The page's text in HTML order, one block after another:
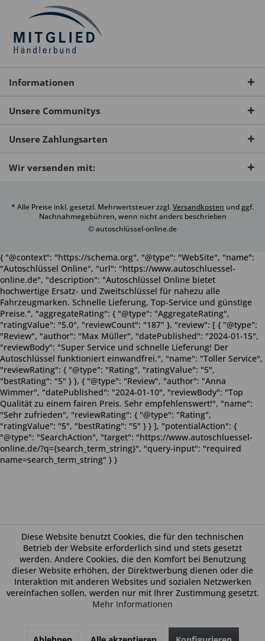
Informationen
Unsere Communitys
Unsere Zahlungsarten
Wir versenden mit:
* Alle Preise inkl. gesetzl. Mehrwertsteuer zzgl.Versandkosten und ggf.
Nachnahmegebühren, wenn nicht anders beschrieben
© autoschlüssel-online.de
Diese Website benutzt Cookies, die für den technischen
Betrieb der Website erforderlich sind und stets gesetzt
werden. Andere Cookies, die den Komfort bei Benutzung
dieser Website erhöhen, der Direktwerbung dienen oder die
Interaktion mit anderen Websites und sozialen Netzwerken
vereinfachen sollen, werden nur mit Ihrer Zustimmung gesetzt.
Mehr Informationen
{ "@context": "https://schema.org", "@type": "WebSite", "name":
"Autoschlüssel Online", "url": "https://www.autoschluessel-
online.de", "description": "Autoschlüssel Online bietet
hochwertige Ersatz- und Zweitschlüssel für nahezu alle
Fahrzeugmarken. Schnelle Lieferung, Top-Service und günstige
Preise.", "aggregateRating": { "@type": "AggregateRating",
"ratingValue": "5.0", "reviewCount": "187" }, "review": [ { "@type":
"Review", "author": "Max Müller", "datePublished": "2024-01-15",
"reviewBody": "Super Service und schnelle Lieferung! Der
Autoschlüssel funktioniert einwandfrei.", "name": "Toller Service",
"reviewRating": { "@type": "Rating", "ratingValue": "5",
"bestRating": "5" } }, { "@type": "Review", "author": "Anna
Wimmer", "datePublished": "2024-01-10", "reviewBody": "Top
Qualität zu einem fairen Preis. Sehr empfehlenswert!", "name":
"Sehr zufrieden", "reviewRating": { "@type": "Rating",
"ratingValue": "5", "bestRating": "5" } } ], "potentialAction": {
"@type": "SearchAction", "target": "https://www.autoschluessel-
online.de/?q={search_term_string}", "query-input": "required
name=search_term_string" } }